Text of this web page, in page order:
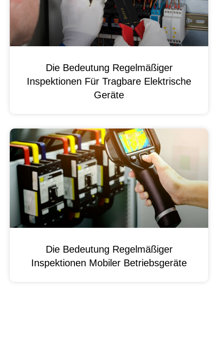
Die Bedeutung Regelmäßiger
Inspektionen Für Tragbare Elektrische
Geräte
Die Bedeutung Regelmäßiger
Inspektionen Mobiler Betriebsgeräte